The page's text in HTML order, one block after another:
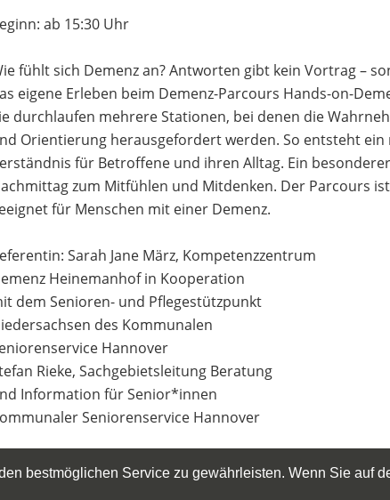
bestmöglichen Service zu gewährleisten. Wenn Sie auf
ab 15:30 Uhr
fühlt sich Demenz an? Antworten gibt kein Vortrag –
eigene Erleben beim Demenz-Parcours Hands-on-
durchlaufen mehrere Stationen, bei denen die
Orientierung herausgefordert werden. So entsteht ein
für Betroffene und ihren Alltag. Ein besonderer
zum Mitfühlen und Mitdenken. Der Parcours
für Menschen mit einer Demenz.
Sarah Jane März, Kompetenzzentrum
Heinemanhof in Kooperation
dem Senioren- und Pflegestützpunkt
des Kommunalen
Hannover
Rieke, Sachgebietsleitung Beratung
Information für Senior*innen
Seniorenservice Hannover
Anmeldung: ist erforderlich.
Der Eintritt ist frei.